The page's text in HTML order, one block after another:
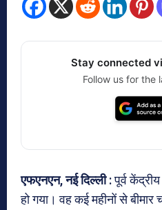
Stay connected
Follow us for the
एफएनएन, नई दिल्ली :पूर्व
हो गया। वह कई महीनों से